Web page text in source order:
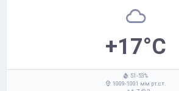
+17°C
: 51-53%
: 1009-1001 мм рт.ст.